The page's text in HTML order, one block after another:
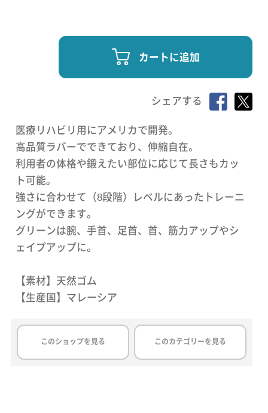
カートに追加
シェアする
医療リハビリ用にアメリカで開発。
高品質ラバーでできており、伸縮自在。
利用者の体格や鍛えたい部位に応じて長さもカッ
ト可能。
強さに合わせて（8段階）レベルにあったトレーニ
ングができます。
グリーンは腕、手首、足首、首、筋力アップやシ
ェイプアップに。
【素材】天然ゴム
【生産国】マレーシア
このショップを見る このカテゴリーを見る